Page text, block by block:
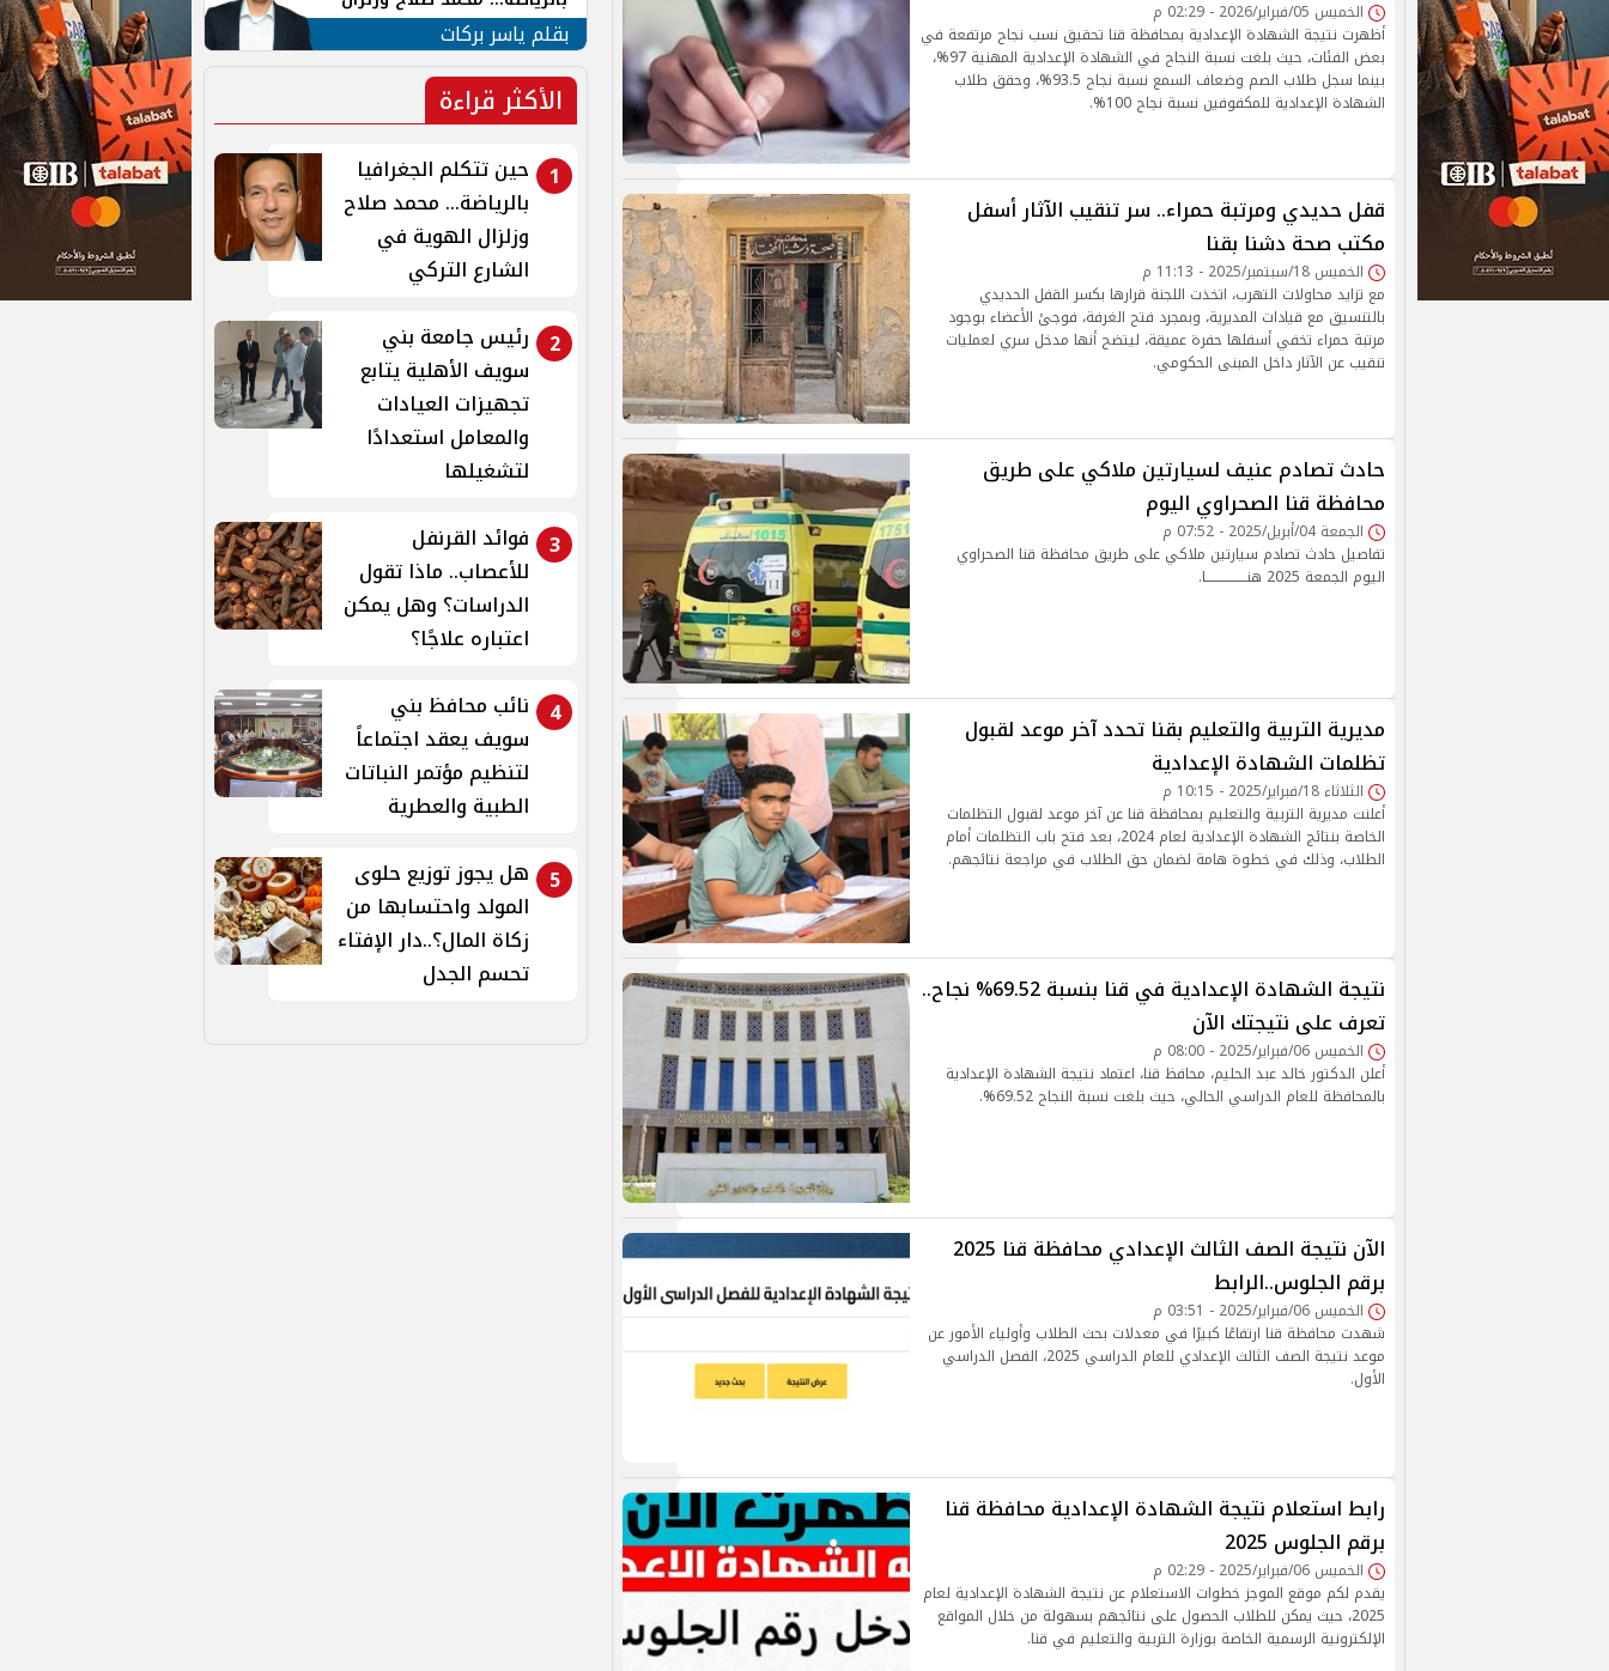
الخميس 05/فبراير/2026 - 02:29 م
أظهرت نتيجة الشهادة الإعدادية بمحافظة قنا تحقيق نسب نجاح مرتفعة في
بعض الفئات، حيث بلغت نسبة النجاح في الشهادة الإعدادية المهنية 97%،
بينما سجل طلاب الصم وضعاف السمع نسبة نجاح 93.5%، وحقق طلاب
الشهادة الإعدادية للمكفوفين نسبة نجاح 100%.
قفل حديدي ومرتبة حمراء.. سر تنقيب الآثار أسفل
مكتب صحة دشنا بقنا
الخميس 18/سبتمبر/2025 - 11:13 م
مع تزايد محاولات التهرب، اتخذت اللجنة قرارها بكسر القفل الحديدي
بالتنسيق مع قيادات المديرية، وبمجرد فتح الغرفة، فوجئ الأعضاء بوجود
مرتبة حمراء تخفي أسفلها حفرة عميقة، ليتضح أنها مدخل سري لعمليات
تنقيب عن الآثار داخل المبنى الحكومي.
حادث تصادم عنيف لسيارتين ملاكي على طريق
محافظة قنا الصحراوي اليوم
الجمعة 04/أبريل/2025 - 07:52 م
تفاصيل حادث تصادم سيارتين ملاكي على طريق محافظة قنا الصحراوي
اليوم الجمعة 2025 هنـــــــــــــــــا.
مديرية التربية والتعليم بقنا تحدد آخر موعد لقبول
تظلمات الشهادة الإعدادية
الثلاثاء 18/فبراير/2025 - 10:15 م
أعلنت مديرية التربية والتعليم بمحافظة قنا عن آخر موعد لقبول التظلمات
الخاصة بنتائج الشهادة الإعدادية لعام 2024، بعد فتح باب التظلمات أمام
الطلاب، وذلك في خطوة هامة لضمان حق الطلاب في مراجعة نتائجهم.
نتيجة الشهادة الإعدادية في قنا بنسبة 69.52% نجاح..
تعرف على نتيجتك الآن
الخميس 06/فبراير/2025 - 08:00 م
أعلن الدكتور خالد عبد الحليم، محافظ قنا، اعتماد نتيجة الشهادة الإعدادية
بالمحافظة للعام الدراسي الحالي، حيث بلغت نسبة النجاح 69.52%.
الآن نتيجة الصف الثالث الإعدادي محافظة قنا 2025
برقم الجلوس..الرابط
الخميس 06/فبراير/2025 - 03:51 م
شهدت محافظة قنا ارتفاعًا كبيرًا في معدلات بحث الطلاب وأولياء الأمور عن
موعد نتيجة الصف الثالث الإعدادي للعام الدراسي 2025، الفصل الدراسي
الأول.
رابط استعلام نتيجة الشهادة الإعدادية محافظة قنا
برقم الجلوس 2025
الخميس 06/فبراير/2025 - 02:29 م
يقدم لكم موقع الموجز خطوات الاستعلام عن نتيجة الشهادة الإعدادية لعام
2025، حيث يمكن للطلاب الحصول على نتائجهم بسهولة من خلال المواقع
الإلكترونية الرسمية الخاصة بوزارة التربية والتعليم في قنا.
الهوية في الشارع التركي
بقلم ياسر بركات
الأكثر قراءة
1
حين تتكلم الجغرافيا
بالرياضة... محمد صلاح
وزلزال الهوية في
الشارع التركي
2
رئيس جامعة بني
سويف الأهلية يتابع
تجهيزات العيادات
والمعامل استعدادًا
لتشغيلها
3 فوائد القرنفل
للأعصاب.. ماذا تقول
الدراسات؟ وهل يمكن
اعتباره علاجًا؟
4
نائب محافظ بني
سويف يعقد اجتماعاً
لتنظيم مؤتمر النباتات
الطبية والعطرية
5
هل يجوز توزيع حلوى
المولد واحتسابها من
زكاة المال؟..دار الإفتاء
تحسم الجدل